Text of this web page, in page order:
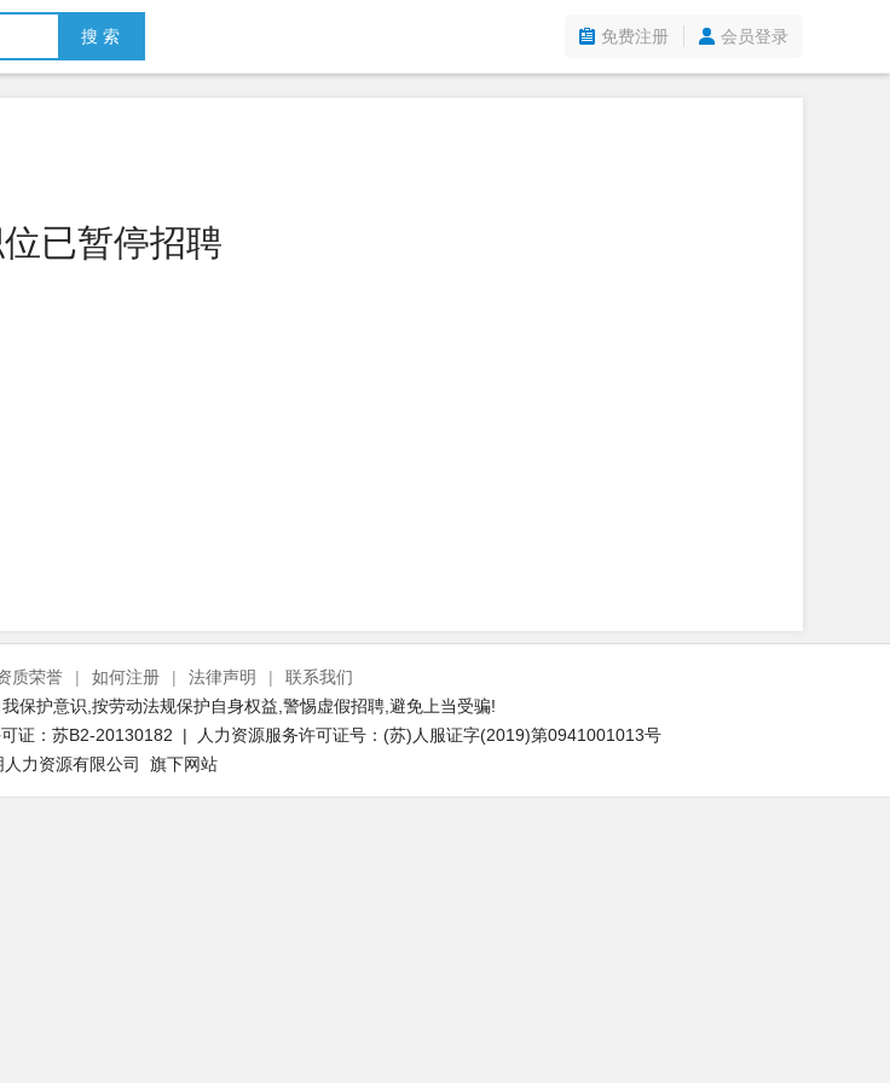
搜 索 免费注册 会员登录
已暂停招聘
质荣誉 | 如何注册 | 法律声明 |
联系我们
保护意识,按劳动法规保护自身权益,警惕虚假招聘,避免上当受骗!
证：苏B2-20130182 | 人力资源服务许可证号：(苏)人服证字(2019)第0941001013号
人力资源有限公司 旗下网站